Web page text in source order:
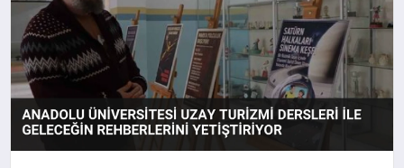
SIYASET
SPOR
TEKNOLOJI